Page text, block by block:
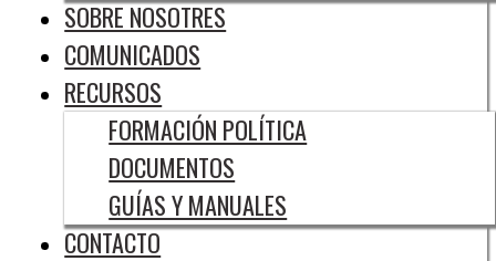
SOBRE NOSOTRES
COMUNICADOS
RECURSOS
FORMACIÓN POLÍTICA
DOCUMENTOS
GUÍAS Y MANUALES
CONTACTO